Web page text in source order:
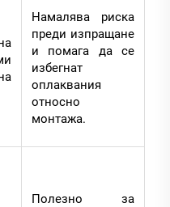
Намалява риска
преди изпращане
и помага да се
избегнат
оплаквания
относно
монтажа.
Полезно за